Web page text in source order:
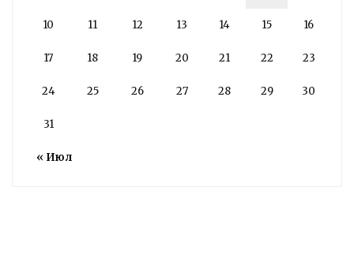
« Июл
10 11 12 13 14 15 16
17 18 19 20 21 22 23
24 25 26 27 28 29 30
31